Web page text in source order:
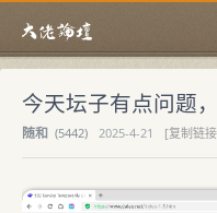
今天坛子有点问题
随和 (5442) 2025-4-21
[复制链